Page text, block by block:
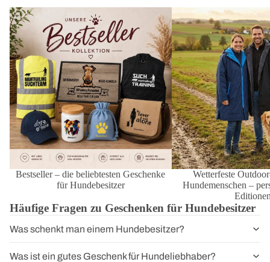
Bestseller – die beliebtesten Geschenke
für Hundebesitzer
Bestseller – die beliebtesten Geschenke
für Hundebesitzer
Wetterfeste Outdoor-
Hundemenschen –
Editionen
Wetterfeste
Hundemenschen –
Häufige Fragen zu Geschenken für Hundebesitzer
Was schenkt man einem Hundebesitzer?
Was ist ein gutes Geschenk für Hundeliebhaber?